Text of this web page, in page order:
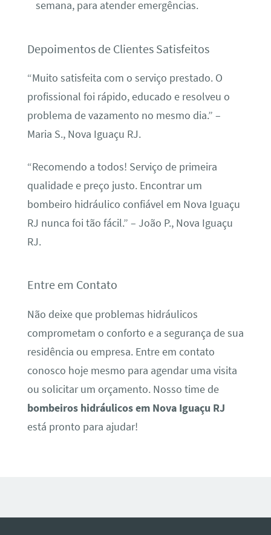
semana, para atender emergências.
Depoimentos de Clientes Satisfeitos
“Muito satisfeita com o serviço prestado. O
profissional foi rápido, educado e resolveu o
problema de vazamento no mesmo dia.” –
Maria S., Nova Iguaçu RJ.
“Recomendo a todos! Serviço de primeira
qualidade e preço justo. Encontrar um
bombeiro hidráulico confiável em Nova Iguaçu
RJ nunca foi tão fácil.” – João P., Nova Iguaçu
RJ.
Entre em Contato
Não deixe que problemas hidráulicos
comprometam o conforto e a segurança de sua
residência ou empresa. Entre em contato
conosco hoje mesmo para agendar uma visita
ou solicitar um orçamento. Nosso time de
bombeiros hidráulicos em Nova Iguaçu RJ
está pronto para ajudar!